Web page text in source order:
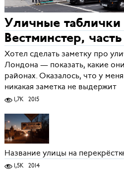
Уличные
Вестминстер,
Хотел сделать заметку про
Лондона — показать, какие
районах. Оказалось, что у
никакая заметка не выдержит
1,7K 2015
Название улицы на
1,5K 2014